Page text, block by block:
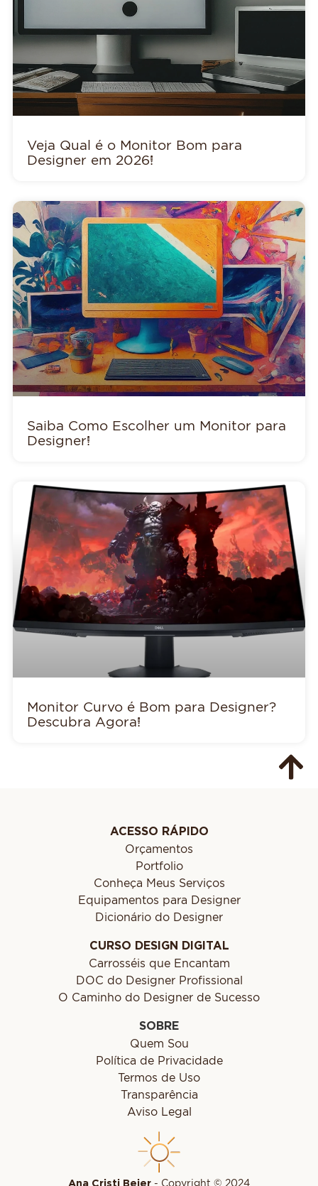
Veja Qual é o Monitor Bom para
Designer em 2026!
Saiba Como Escolher um Monitor para
Designer!
Monitor Curvo é Bom para Designer?
Descubra Agora!
Ana Cristi Beier - Copyright © 2024
ACESSO RÁPIDO
Orçamentos
Portfolio
Conheça Meus Serviços
Equipamentos para Designer
Dicionário do Designer
CURSO DESIGN DIGITAL
Carrosséis que Encantam
DOC do Designer Profissional
O Caminho do Designer de Sucesso
SOBRE
Quem Sou
Política de Privacidade
Termos de Uso
Transparência
Aviso Legal